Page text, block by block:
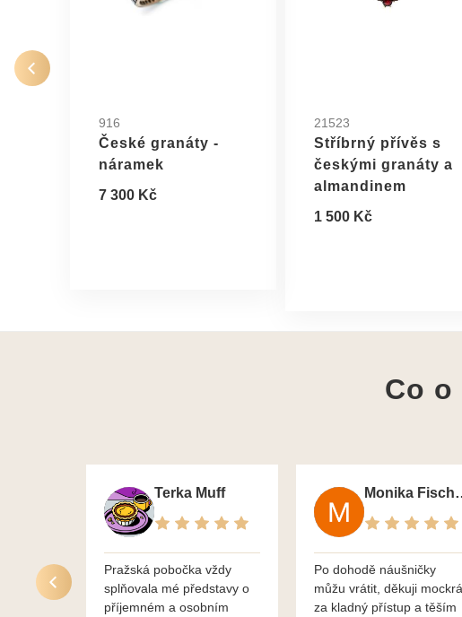
916
České granáty -
náramek
7 300 Kč
21523
Stříbrný přívěs s
českými granáty a
almandinem
1 500 Kč
Co
Terka Muff
Pražská pobočka vždy
splňovala mé představy o
příjemném a osobním
Po dohodě náušničky
můžu vrátit, děkuji
za kladný přístup a těším